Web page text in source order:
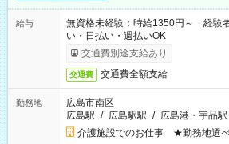
給与
無資格未経験：時給1350円～ 経
い・日払い・週払いOK
交通費別途支給あり
交通費 交通費全額支給
勤務地
広島市南区
広島駅 / 広島駅駅 / 広島港・宇品駅
介護施設でのお仕事 ★勤務地選べ